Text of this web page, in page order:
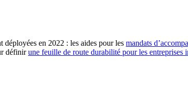
en 2022 : les aides pour les mandats
définirune feuille de route durabilité pour les entreprises